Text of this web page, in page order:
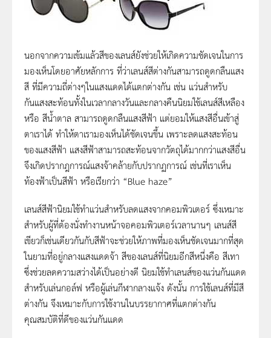
นอกจากความเข้มแล้วสีของเลนส์ยังช่วยให้เกิดความชัดเจนในการ
มองเห็นโดยอาศัยหลักการ ที่ว่าเลนส์สีต่างกันสามารถดูดกลืนแสง
สี ที่มีความถี่ต่างๆในแสงแดดได้แตกต่างกัน เช่น แว่นสำหรับ
กันแสงสะท้อนทั้งในเวลากลางวันและกลางคืนนิยมใช้เลนส์สีเหลือง
หรือ สีน้ำตาล สามารถดูดกลืนแสงสีฟ้า แต่ยอมให้แสงสีอื่นเข้าสู่
ตาเราได้ ทำให้ตาเรามองเห็นได้ชัดเจนขึ้น เพราะลดแสงสะท้อน
ของแสงสีฟ้า แสงสีฟ้าสามารถสะท้อนจากวัตถุได้มากกว่าแสงสีอื่น
จึงเกิดปรากฎการณ์แสงจ้าคล้ายกับปรากฏการณ์ เช่นที่เราเห็น
ท้องฟ้าเป็นสีฟ้า หรือเรียกว่า “Blue haze”
เลนส์สีฟ้านิยมใช้ทำแว่นสำหรับลดแสงจากคอมพิวเตอร์ ซึ่งเหมาะ
สำหรับผู้ที่ต้องนั่งทำงานหน้าจอคอมพิวเตอร์เวลานานๆ เลนส์สี
เขียวก็เช่นเดียวกันกับสีฟ้าจะช่วยให้ภาพที่มองเห็นชัดเจนมากที่สุด
ในยามที่อยู่กลางแสงแดดจ้า สีของเลนส์ที่นิยมอีกสีหนึ่งคือ สีเทา
ซึ่งช่วยลดความสว่างได้เป็นอย่างดี นิยมใช้ทำเลนส์ของแว่นกันแดด
สำหรับเล่นกอล์ฟ หรือผู้เล่นกีฬากลางแจ้ง ดังนั้น การใช้เลนส์ที่มีสี
ต่างกัน จึงเหมาะกับการใช้งานในบรรยากาศที่แตกต่างกัน
คุณสมบัติที่ดีของแว่นกันแดด